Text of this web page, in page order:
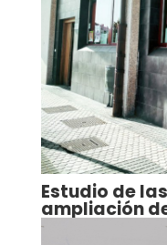
Estudio de
ampliación